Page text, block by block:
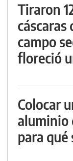
Tiraron
cáscaras
campo
floreció
Colocar
aluminio
para